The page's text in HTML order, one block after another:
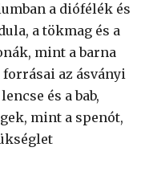
a diófélék és
a tökmag és a
mint a barna
az ásványi
és a bab,
mint a spenót,